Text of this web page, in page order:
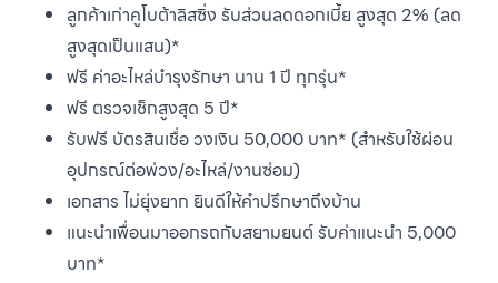
ลูกค้าเก่าคูโบต้าลิสซิ่ง รับส่วนลดดอกเบี้ย สูงสุด 2% (ลด
สูงสุดเป็นแสน)*
ฟรี ค่าอะไหล่บำรุงรักษา นาน 1 ปี ทุกรุ่น*
ฟรี ตรวจเช็กสูงสุด 5 ปี*
รับฟรี บัตรสินเชื่อ วงเงิน 50,000 บาท* (สำหรับใช้ผ่อน
อุปกรณ์ต่อพ่วง/อะไหล่/งานซ่อม)
เอกสาร ไม่ยุ่งยาก ยินดีให้คำปรึกษาถึงบ้าน
แนะนำเพื่อนมาออกรถกับสยามยนต์ รับค่าแนะนำ 5,000
บาท*